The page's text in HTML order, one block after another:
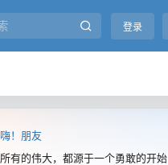
登录
嗨！朋友
所有的伟大，都源于一个勇敢的开始